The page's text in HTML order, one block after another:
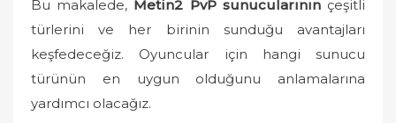
e
d
o
Bu makalede, Metin2 PvP sunucularınınçeşitli
türlerini ve her birinin sunduğu avantajları
keşfedeceğiz. Oyuncular için hangi sunucu
türünün en uygun olduğunu anlamalarına
yardımcı olacağız.